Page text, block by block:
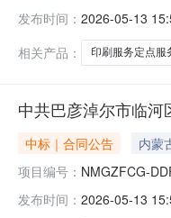
发布时间： 2026-05-13
相关产品：
印刷服务定点服
中共巴彦淖尔市临
中标｜合同公告 内蒙
项目编号： NMGZFCG-
发布时间： 2026-05-13